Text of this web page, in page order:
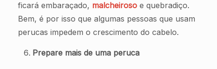
ficará embaraçado, malcheirosoe quebradiço.
Bem, é por isso que algumas pessoas que usam
perucas impedem o crescimento do cabelo.
Prepare mais de uma peruca